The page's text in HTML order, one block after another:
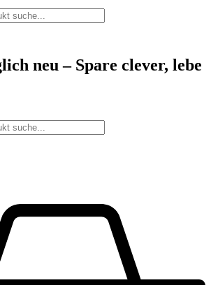
neu – Spare clever, lebe